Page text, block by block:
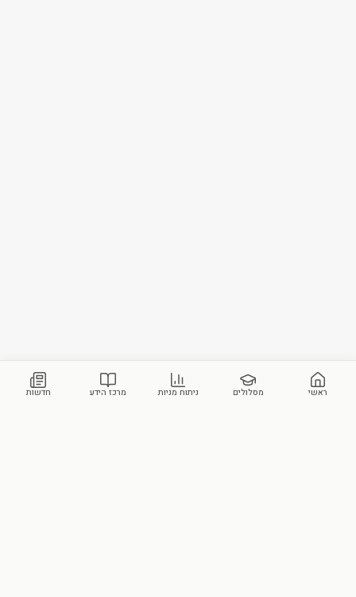
ראשי מסלולים ניתוח מניות מרכז הידע חדשות